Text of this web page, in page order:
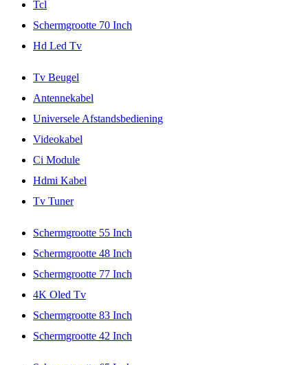
Tcl
Schermgrootte 70 Inch
Hd Led Tv
Tv Beugel
Antennekabel
Universele Afstandsbediening
Videokabel
Ci Module
Hdmi Kabel
Tv Tuner
Schermgrootte 55 Inch
Schermgrootte 48 Inch
Schermgrootte 77 Inch
4K Oled Tv
Schermgrootte 83 Inch
Schermgrootte 42 Inch